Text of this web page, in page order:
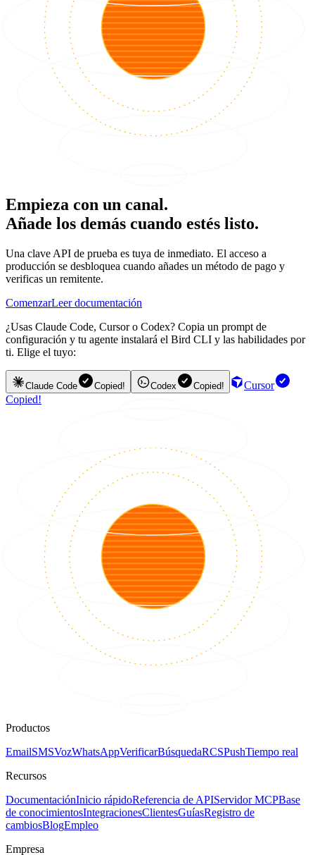
Empieza con un canal.
Añade los demás cuando estés listo.
Una clave API de prueba es tuya de inmediato. El acceso a
producción se desbloquea cuando añades un método de pago y
verificas un remitente.
ComenzarLeer documentación
¿Usas Claude Code, Cursor o Codex? Copia un prompt de
configuración y tu agente instalará el Bird CLI y las habilidades por
ti. Elige el tuyo:
Claude Code Copied! Codex Copied!
Cursor
Copied!
Productos
EmailSMSVozWhatsAppVerificarBúsquedaRCSPushTiempo real
Recursos
DocumentaciónInicio rápidoReferencia de APIServidor MCPBase
de conocimientosIntegracionesClientesGuíasRegistro de
cambiosBlogEmpleo
Empresa